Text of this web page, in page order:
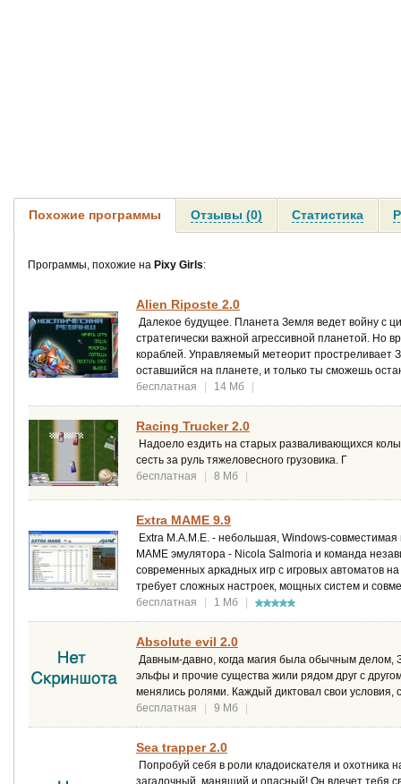
Похожие программы Отзывы (0) Статистика
Программы, похожие на Pixy Girls:
Alien Riposte 2.0
Далекое будущее. Планета Земля ведет войну с
стратегически важной агрессивной планетой. Но
кораблей. Управляемый метеорит простреливает
оставшийся на планете, и только ты сможешь
бесплатная
| 14 Мб |
Racing Trucker 2.0
Надоело ездить на старых разваливающихся
сесть за руль тяжеловесного грузовика. Г
бесплатная
| 8 Мб |
Extra MAME 9.9
Extra M.A.M.E. - небольшая, Windows-
MAME эмулятора - Nicola Salmoria и команда
современных аркадных игр с игровых автоматов
требует сложных настроек, мощных систем и
бесплатная
| 1 Мб |
Absolute evil 2.0
Давным-давно, когда магия была обычным делом,
эльфы и прочие существа жили рядом друг с
менялись ролями. Каждый диктовал свои
бесплатная
| 9 Мб |
Sea trapper 2.0
Попробуй себя в роли кладоискателя и охотника
загадочный, манящий и опасный! Он влечет тебя